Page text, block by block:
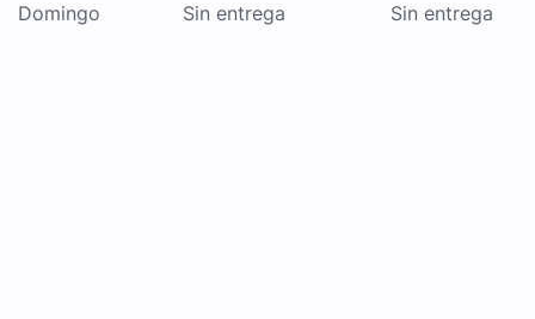
Domingo Sin entrega Sin entrega